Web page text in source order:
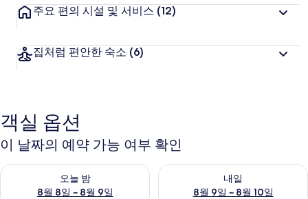
주요 편의 시설 및 서비스 (12)
집처럼 편안한 숙소 (6)
객실 옵션
이 날짜의 예약 가능 여부 확인
오늘 밤
8월 8일 ~ 8월 9일
오늘 밤 예약 가능 여부 확인, 8월 8일 ~ 8월 9일
내일
8월 9일 ~ 8월 10일
내일 예약 가능 여부 확인, 8월